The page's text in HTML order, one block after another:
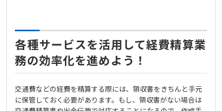
各種サービスを活用して経費精算業
務の効率化を進めよう！
交通費などの経費を精算する際には、領収書をきちんと手元
に保管しておく必要があります。もし、領収書がない場合は